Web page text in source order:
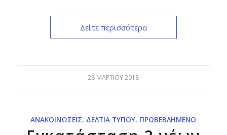
Δείτε περισσότερα
28 ΜΑΡΤΊΟΥ 2018
ΑΝΑΚΟΙΝΏΣΕΙΣ, ΔΕΛΤΊΑ ΤΎΠΟΥ, ΠΡΟΒΕΒΛΗΜΈΝΟ